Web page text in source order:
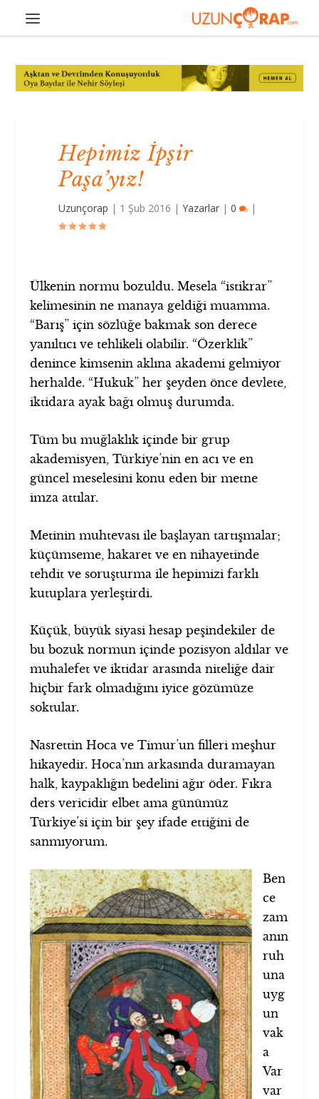
Hepimiz İpşir
Paşa’yız!
Uzunçorap | 1 Şub 2016 |Yazarlar |0 |
Ülkenin normu bozuldu. Mesela “istikrar”
kelimesinin ne manaya geldiği muamma.
“Barış” için sözlüğe bakmak son derece
yanıltıcı ve tehlikeli olabilir. “Özerklik”
denince kimsenin aklına akademi gelmiyor
herhalde. “Hukuk” her şeyden önce devlete,
iktidara ayak bağı olmuş durumda.
Tüm bu muğlaklık içinde bir grup
akademisyen, Türkiye’nin en acı ve en
güncel meselesini konu eden bir metne
imza attılar.
Metinin muhtevası ile başlayan tartışmalar;
küçümseme, hakaret ve en nihayetinde
tehdit ve soruşturma ile hepimizi farklı
kutuplara yerleştirdi.
Küçük, büyük siyasi hesap peşindekiler de
bu bozuk normun içinde pozisyon aldılar ve
muhalefet ve iktidar arasında niteliğe dair
hiçbir fark olmadığını iyice gözümüze
soktular.
Nasrettin Hoca ve Timur’un filleri meşhur
hikayedir. Hoca’nın arkasında duramayan
halk, kaypaklığın bedelini ağır öder. Fıkra
ders vericidir elbet ama günümüz
Türkiye’si için bir şey ifade ettiğini de
sanmıyorum.
Ben
ce
zam
anın
ruh
una
uyg
un
vak
a
Var
var